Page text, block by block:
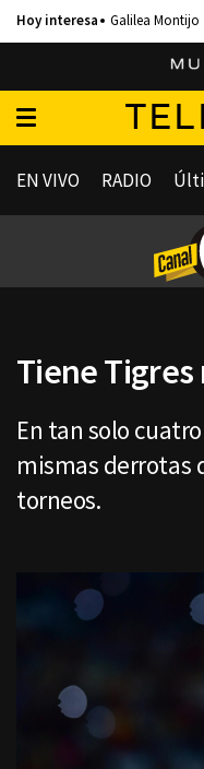
Galilea Montijo
EN VIVO RADIO
Tiene
En tan solo
mismas derrotas
torneos.